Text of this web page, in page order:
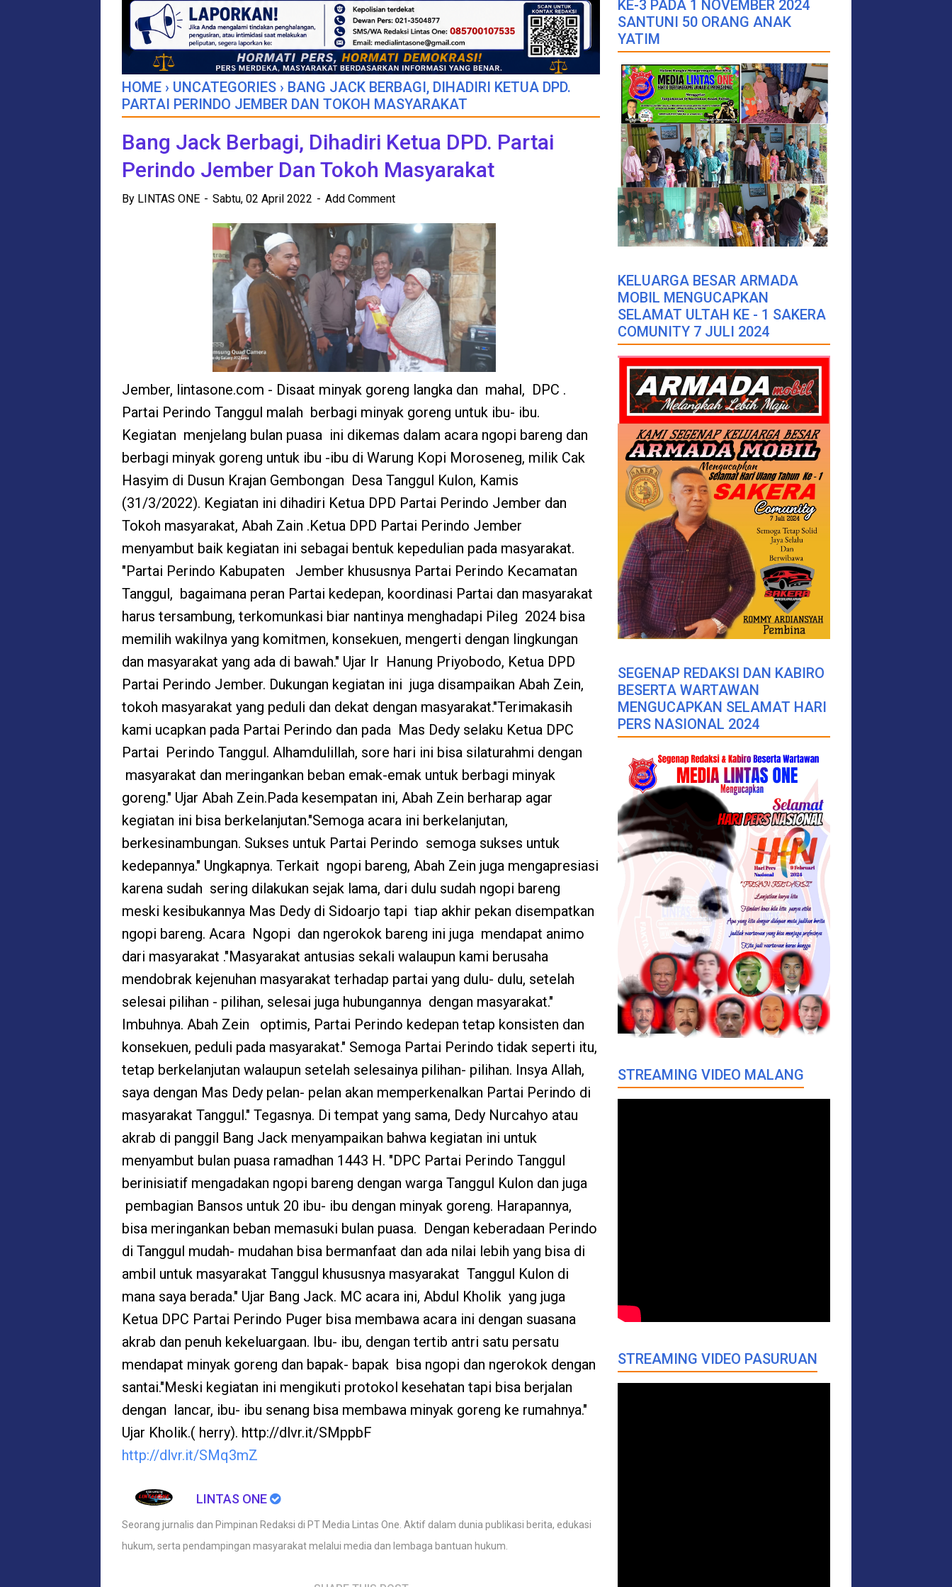
HOME › UNCATEGORIES › BANG JACK BERBAGI, DIHADIRI KETUA DPD.
PARTAI PERINDO JEMBER DAN TOKOH MASYARAKAT
Bang Jack Berbagi, Dihadiri Ketua DPD. Partai
Perindo Jember Dan Tokoh Masyarakat
By LINTAS ONE Sabtu, 02 April 2022 Add Comment
Jember, lintasone.com - Disaat minyak goreng langka dan mahal, DPC .
Partai Perindo Tanggul malah berbagi minyak goreng untuk ibu- ibu.
Kegiatan menjelang bulan puasa ini dikemas dalam acara ngopi bareng dan
berbagi minyak goreng untuk ibu -ibu di Warung Kopi Moroseneg, milik Cak
Hasyim di Dusun Krajan Gembongan Desa Tanggul Kulon, Kamis
(31/3/2022). Kegiatan ini dihadiri Ketua DPD Partai Perindo Jember dan
Tokoh masyarakat, Abah Zain .Ketua DPD Partai Perindo Jember
menyambut baik kegiatan ini sebagai bentuk kepedulian pada masyarakat.
"Partai Perindo Kabupaten Jember khususnya Partai Perindo Kecamatan
Tanggul, bagaimana peran Partai kedepan, koordinasi Partai dan masyarakat
harus tersambung, terkomunkasi biar nantinya menghadapi Pileg 2024 bisa
memilih wakilnya yang komitmen, konsekuen, mengerti dengan lingkungan
dan masyarakat yang ada di bawah." Ujar Ir Hanung Priyobodo, Ketua DPD
Partai Perindo Jember. Dukungan kegiatan ini juga disampaikan Abah Zein,
tokoh masyarakat yang peduli dan dekat dengan masyarakat."Terimakasih
kami ucapkan pada Partai Perindo dan pada Mas Dedy selaku Ketua DPC
Partai Perindo Tanggul. Alhamdulillah, sore hari ini bisa silaturahmi dengan
masyarakat dan meringankan beban emak-emak untuk berbagi minyak
goreng." Ujar Abah Zein.Pada kesempatan ini, Abah Zein berharap agar
kegiatan ini bisa berkelanjutan."Semoga acara ini berkelanjutan,
berkesinambungan. Sukses untuk Partai Perindo semoga sukses untuk
kedepannya." Ungkapnya. Terkait ngopi bareng, Abah Zein juga mengapresiasi
karena sudah sering dilakukan sejak lama, dari dulu sudah ngopi bareng
meski kesibukannya Mas Dedy di Sidoarjo tapi tiap akhir pekan disempatkan
ngopi bareng. Acara Ngopi dan ngerokok bareng ini juga mendapat animo
dari masyarakat ."Masyarakat antusias sekali walaupun kami berusaha
mendobrak kejenuhan masyarakat terhadap partai yang dulu- dulu, setelah
selesai pilihan - pilihan, selesai juga hubungannya dengan masyarakat."
Imbuhnya. Abah Zein optimis, Partai Perindo kedepan tetap konsisten dan
konsekuen, peduli pada masyarakat." Semoga Partai Perindo tidak seperti itu,
tetap berkelanjutan walaupun setelah selesainya pilihan- pilihan. Insya Allah,
saya dengan Mas Dedy pelan- pelan akan memperkenalkan Partai Perindo di
masyarakat Tanggul." Tegasnya. Di tempat yang sama, Dedy Nurcahyo atau
akrab di panggil Bang Jack menyampaikan bahwa kegiatan ini untuk
menyambut bulan puasa ramadhan 1443 H. "DPC Partai Perindo Tanggul
berinisiatif mengadakan ngopi bareng dengan warga Tanggul Kulon dan juga
pembagian Bansos untuk 20 ibu- ibu dengan minyak goreng. Harapannya,
bisa meringankan beban memasuki bulan puasa. Dengan keberadaan Perindo
di Tanggul mudah- mudahan bisa bermanfaat dan ada nilai lebih yang bisa di
ambil untuk masyarakat Tanggul khususnya masyarakat Tanggul Kulon di
mana saya berada." Ujar Bang Jack. MC acara ini, Abdul Kholik yang juga
Ketua DPC Partai Perindo Puger bisa membawa acara ini dengan suasana
akrab dan penuh kekeluargaan. Ibu- ibu, dengan tertib antri satu persatu
mendapat minyak goreng dan bapak- bapak bisa ngopi dan ngerokok dengan
santai."Meski kegiatan ini mengikuti protokol kesehatan tapi bisa berjalan
dengan lancar, ibu- ibu senang bisa membawa minyak goreng ke rumahnya."
Ujar Kholik.( herry). http://dlvr.it/SMppbF
http://dlvr.it/SMq3mZ
LINTAS ONE
Seorang jurnalis dan Pimpinan Redaksi di PT Media Lintas One. Aktif dalam dunia publikasi berita, edukasi
hukum, serta pendampingan masyarakat melalui media dan lembaga bantuan hukum.
KE-3 PADA 1 NOVEMBER 2024
SANTUNI 50 ORANG ANAK
YATIM
KELUARGA BESAR ARMADA
MOBIL MENGUCAPKAN
SELAMAT ULTAH KE - 1 SAKERA
COMUNITY 7 JULI 2024
SEGENAP REDAKSI DAN KABIRO
BESERTA WARTAWAN
MENGUCAPKAN SELAMAT HARI
PERS NASIONAL 2024
STREAMING VIDEO MALANG
STREAMING VIDEO PASURUAN